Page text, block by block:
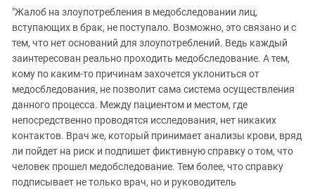
"Жалоб на злоупотребления в медобследовании лиц,
вступающих в брак, не поступало. Возможно, это связано и с
тем, что нет оснований для злоупотреблений. Ведь каждый
заинтересован реально проходить медобследование. А тем,
кому по каким-то причинам захочется уклониться от
медосбледования, не позволит сама система осуществления
данного процесса. Между пациентом и местом, где
непосредственно проводятся исследования, нет никаких
контактов. Врач же, который принимает анализы крови, вряд
ли пойдет на риск и подпишет фиктивную справку о том, что
человек прошел медобследование. Тем более, что справку
подписывает не только врач, но и руководитель